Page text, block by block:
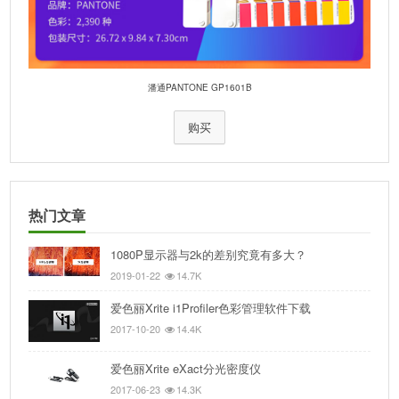
潘通PANTONE GP1601B
购买
热门文章
1080P显示器与2k的差别究竟有多大？
2019-01-22 14.7K
爱色丽Xrite i1Profiler色彩管理软件下载
2017-10-20 14.4K
爱色丽Xrite eXact分光密度仪
2017-06-23 14.3K